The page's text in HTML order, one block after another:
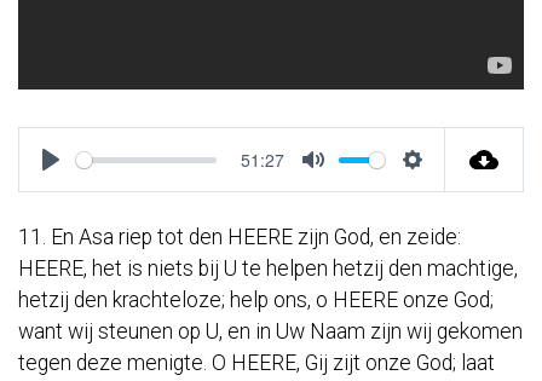
Play
51:27
Mute Settings
11. En Asa riep tot den HEERE zijn God, en zeide:
HEERE, het is niets bij U te helpen hetzij den machtige,
hetzij den krachteloze; help ons, o HEERE onze God;
want wij steunen op U, en in Uw Naam zijn wij gekomen
tegen deze menigte. O HEERE, Gij zijt onze God; laat